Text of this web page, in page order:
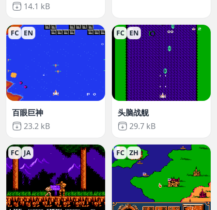
Not downloaded
14.1 kB
FC EN
百眼巨神
Not downloaded
23.2 kB
FC EN
头脑战舰
Not downloaded
29.7 kB
FC JA FC ZH